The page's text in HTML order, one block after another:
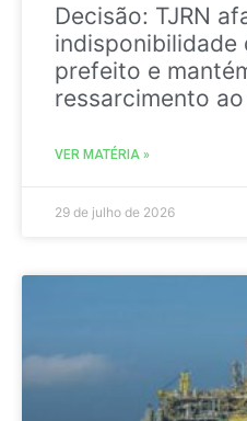
Decisão: TJRN
indisponibilidade
prefeito e
ressarcimento
VER MATÉRIA »
29 de julho de 2026